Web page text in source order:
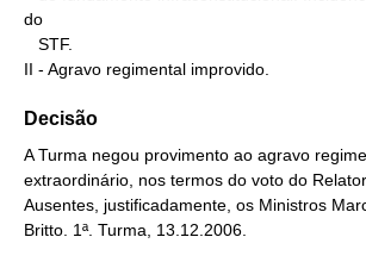
do
II - Agravo regimental improvido.
Decisão
A Turma negou provimento ao agravo
extraordinário, nos termos do voto do
Ausentes, justificadamente, os Ministros
Britto. 1ª. Turma, 13.12.2006.